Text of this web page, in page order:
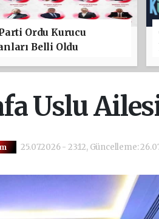
Ordu Kurucu
Belli Oldu
Uslu
25.07.2026 - 23:12, Güncelleme: